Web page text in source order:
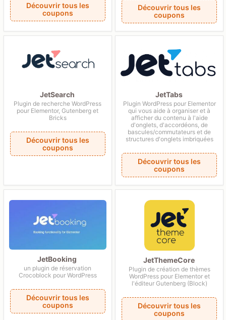
Découvrir tous les
coupons
Découvrir tous les
coupons
JetSearch
Plugin de recherche WordPress
pour Elementor, Gutenberg et
Bricks
Découvrir tous les
coupons
JetTabs
Plugin WordPress pour Elementor
qui vous aide à organiser et à
afficher du contenu à l'aide
d'onglets, d'accordéons, de
bascules/commutateurs et de
structures d'onglets imbriquées
Découvrir tous les
coupons
JetBooking
un plugin de réservation
Crocoblock pour WordPress
Découvrir tous les
coupons
JetThemeCore
Plugin de création de thèmes
WordPress pour Elementor et
l'éditeur Gutenberg (Block)
Découvrir tous les
coupons